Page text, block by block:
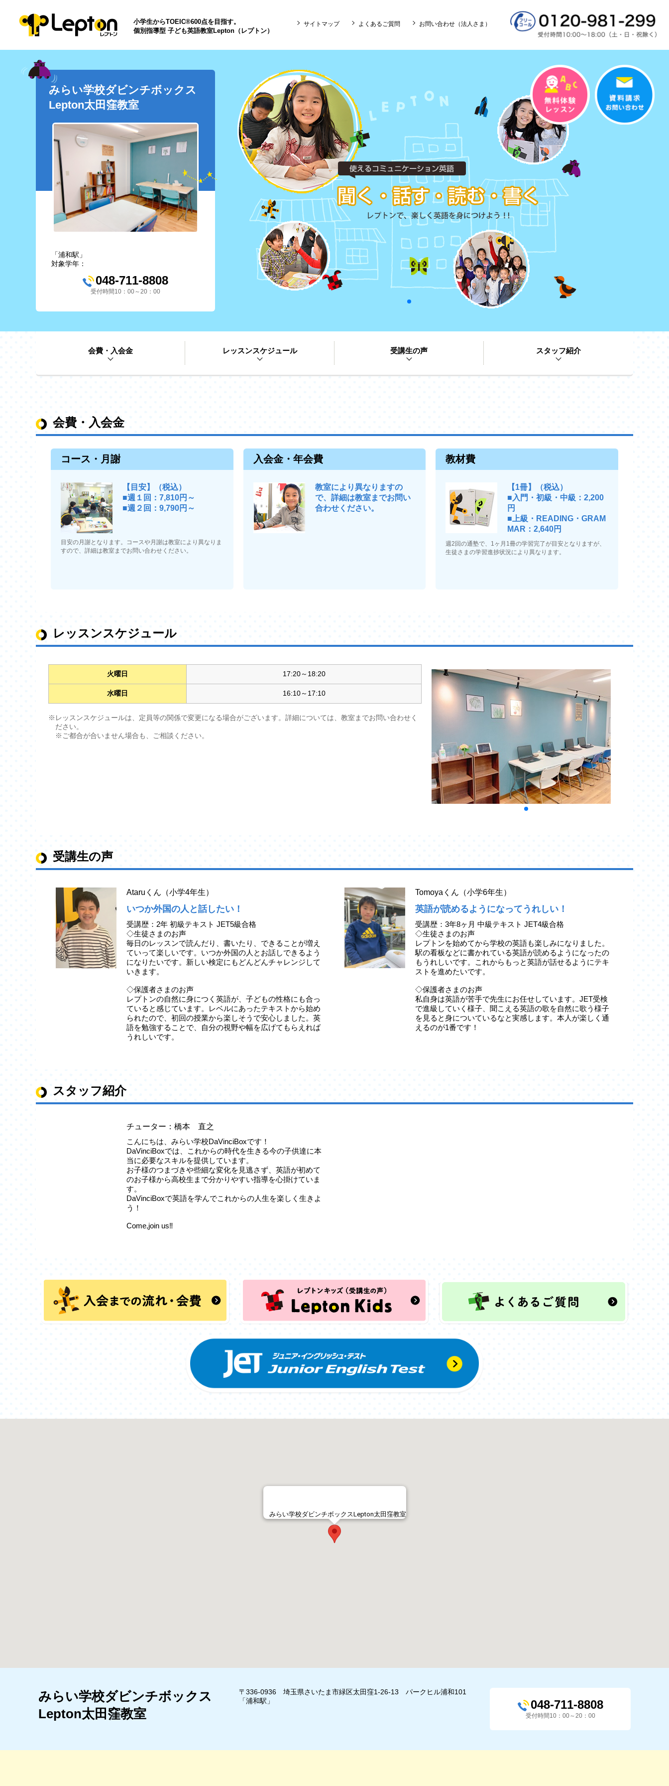
小学生からTOEIC®600点を目指す。
個別指導型 子ども英語教室Lepton（レプトン）
サイトマップ よくあるご質問 お問い合わせ（法人さま）
みらい学校ダビンチボックス
Lepton太田窪教室
「浦和駅」
対象学年：
048-711-8808
受付時間10：00～20：00
会費・入会金 レッスンスケジュール 受講生の声 スタッフ紹介
会費・入会金
コース・月謝
【目安】（税込）
■週１回：7,810円～
■週２回：9,790円～
目安の月謝となります。コースや月謝は教室により異なりま
すので、詳細は教室までお問い合わせください。
入会金・年会費
教室により異なりますの
で、詳細は教室までお問い
合わせください。
教材費
【1冊】（税込）
■入門・初級・中級：2,200
円
■上級・READING・GRAM
MAR：2,640円
週2回の通塾で、1ヶ月1冊の学習完了が目安となりますが、
生徒さまの学習進捗状況により異なります。
レッスンスケジュール
火曜日 17:20～18:20
水曜日 16:10～17:10
※レッスンスケジュールは、定員等の関係で変更になる場合がございます。詳細については、教室までお問い合わせく
ださい。
※ご都合が合いません場合も、ご相談ください。
受講生の声
Ataruくん（小学4年生）
いつか外国の人と話したい！
受講歴：2年 初級テキスト JET5級合格
◇生徒さまのお声
毎日のレッスンで読んだり、書いたり、できることが増え
ていって楽しいです。いつか外国の人とお話しできるよう
になりたいです。新しい検定にもどんどんチャレンジして
いきます。
◇保護者さまのお声
レプトンの自然に身につく英語が、子どもの性格にも合っ
ていると感じています。レベルにあったテキストから始め
られたので、初回の授業から楽しそうで安心しました。英
語を勉強することで、自分の視野や幅を広げてもらえれば
うれしいです。
Tomoyaくん（小学6年生）
英語が読めるようになってうれしい！
受講歴：3年8ヶ月 中級テキスト JET4級合格
◇生徒さまのお声
レプトンを始めてから学校の英語も楽しみになりました。
駅の看板などに書かれている英語が読めるようになったの
もうれしいです。これからもっと英語が話せるようにテキ
ストを進めたいです。
◇保護者さまのお声
私自身は英語が苦手で先生にお任せしています。JET受検
で進級していく様子、聞こえる英語の歌を自然に歌う様子
を見ると身についているなと実感します。本人が楽しく通
えるのが1番です！
スタッフ紹介
チューター：橋本 直之
こんにちは、みらい学校DaVinciBoxです！
DaVinciBoxでは、これからの時代を生きる今の子供達に本
当に必要なスキルを提供しています。
お子様のつまづきや些細な変化を見逃さず、英語が初めて
のお子様から高校生まで分かりやすい指導を心掛けていま
す。
DaVinciBoxで英語を学んでこれからの人生を楽しく生きよ
う！
Come,join us‼
みらい学校ダビンチボックスLepton太田窪教室
みらい学校ダビンチボックス
Lepton太田窪教室
〒336-0936 埼玉県さいたま市緑区太田窪1-26-13 パークヒル浦和101
「浦和駅」
048-711-8808
受付時間10：00～20：00